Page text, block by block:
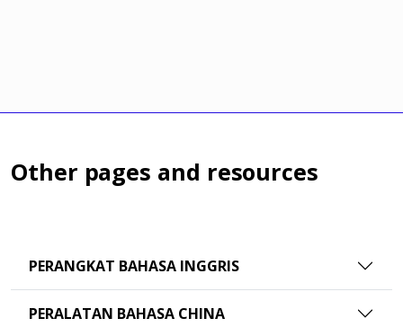
Other pages and resources
PERANGKAT BAHASA INGGRIS
PERALATAN BAHASA CHINA